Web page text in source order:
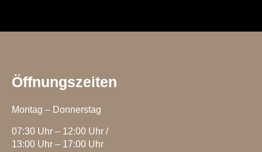
Öffnungszeiten
Montag – Donnerstag
07:30 Uhr – 12:00 Uhr /
13:00 Uhr – 17:00 Uhr